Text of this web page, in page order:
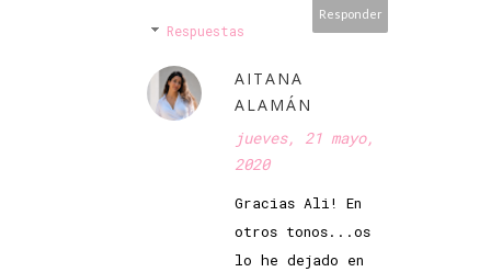
Responder
Respuestas
AITANA
ALAMÁN
jueves, 21 mayo,
2020
Gracias Ali! En
otros tonos...os
lo he dejado en